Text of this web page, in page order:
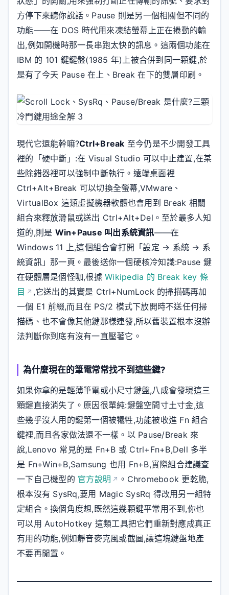
方停下來聽你說話。Pause 則是另一個相關但不同的
功能——在 DOS 時代用來凍結螢幕上正在捲動的輸
出,例如開機時那一長串跑太快的訊息。這兩個功能在
IBM 的 101 鍵鍵盤(1985 年)上被合併到同一顆鍵,於
是有了今天 Pause 在上、Break 在下的雙層印刷。
現代它還能幹嘛?Ctrl+Break 至今仍是不少開發工具
裡的「硬中斷」:在 Visual Studio 可以中止建置,在某
些除錯器裡可以強制中斷執行。遠端桌面裡
Ctrl+Alt+Break 可以切換全螢幕,VMware、
VirtualBox 這類虛擬機器軟體也會用到 Break 相關
組合來釋放滑鼠或送出 Ctrl+Alt+Del。至於最多人知
道的,則是 Win+Pause 叫出系統資訊——在
Windows 11 上,這個組合會打開「設定 → 系統 → 系
統資訊」那一頁。最後送你一個硬核冷知識:Pause 鍵
在硬體層是個怪咖,根據Wikipedia 的 Break key 條
目
,它送出的其實是 Ctrl+NumLock 的掃描碼再加
一個 E1 前綴,而且在 PS/2 模式下放開時不送任何掃
描碼、也不會像其他鍵那樣連發,所以舊裝置根本沒辦
法判斷你到底有沒有一直壓著它。
為什麼現在的筆電常常找不到這些鍵?
如果你拿的是輕薄筆電或小尺寸鍵盤,八成會發現這三
顆鍵直接消失了。原因很單純:鍵盤空間寸土寸金,這
些幾乎沒人用的鍵第一個被犧牲,功能被收進 Fn 組合
鍵裡,而且各家做法還不一樣。以 Pause/Break 來
說,Lenovo 常見的是 Fn+B 或 Ctrl+Fn+B,Dell 多半
是 Fn+Win+B,Samsung 也用 Fn+B,實際組合建議查
一下自己機型的 官方說明
。Chromebook 更乾脆,
根本沒有 SysRq,要用 Magic SysRq 得改用另一組特
定組合。換個角度想,既然這幾顆鍵平常用不到,你也
可以用 AutoHotkey 這類工具把它們重新對應成真正
有用的功能,例如靜音麥克風或截圖,讓這塊鍵盤地產
不要再閒置。